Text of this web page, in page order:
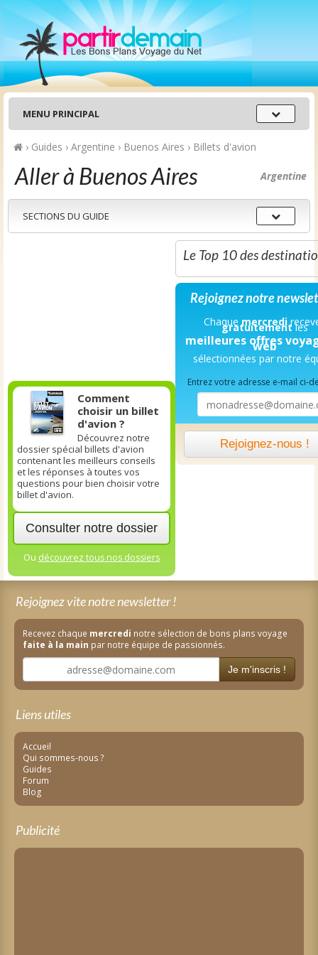
Menu
principal
MENU PRINCIPAL
› Guides › Argentine › Buenos Aires › Billets d'avion
Argentine
Aller à Buenos Aires
Sections
du
guide
SECTIONS DU GUIDE
Comment
choisir un billet
d'avion ?
Découvrez notre
dossier spécial billets d'avion
contenant les meilleurs conseils
et les réponses à toutes vos
questions pour bien choisir votre
billet d'avion.
Consulter notre dossier
Ou découvrez tous nos dossiers
Le Top 10 des
Rejoignez notre
Chaquemercredi
gratuitementles
meilleures offres
web
sélectionnées par notre
Entrez votre adresse e-mail ci-
Rejoignez-nous !
Rejoignez vite notre newsletter !
Recevez chaque mercredi notre sélection de bons plans voyage
faite à la main par notre équipe de passionnés.
Je m'inscris !
Liens utiles
Accueil
Qui sommes-nous ?
Guides
Forum
Blog
Publicité